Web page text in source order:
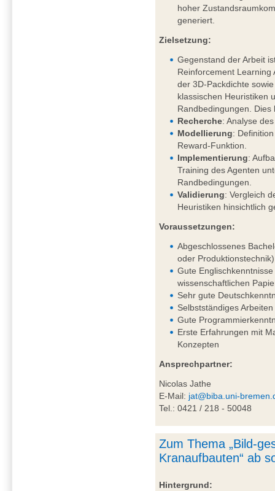
hoher
generiert.
Zielsetzung:
Gegenstand der Arbeit
Reinforcement
der 3D-Packdichte
klassischen Heuristiken
Randbedingungen.
Recherche: Analyse
Modellierung:
Reward-Funktion.
Implementierung:
Training des Agenten
Randbedingungen.
Validierung: Vergleich
Heuristiken hinsichtlich
Voraussetzungen:
Abgeschlossenes
oder Produktionstechnik)
Gute
wissenschaftlichen
Sehr gute
Selbstständiges
Gute
Erste Erfahrungen mit
Konzepten
Ansprechpartner:
Nicolas Jathe
E-Mail: jat@biba.uni-
Tel.: 0421 / 218 - 50048
Zum Thema „Bild-
Kranaufbauten“ ab
Hintergrund: